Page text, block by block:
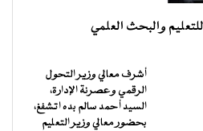
والبحث العلمي
أشرف معالي وزير التحول
الرقمي وعصرنة الإدارة،
السيد أحمد سالم بده اتشفغ،
بحضور معالي وزير التعليم